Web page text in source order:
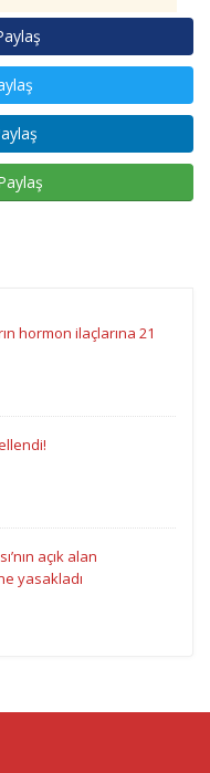
hormon ilaçlarına 21
açık alan
yasakladı